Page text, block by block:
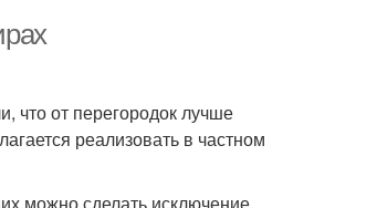
что от перегородок лучше
реализовать в частном